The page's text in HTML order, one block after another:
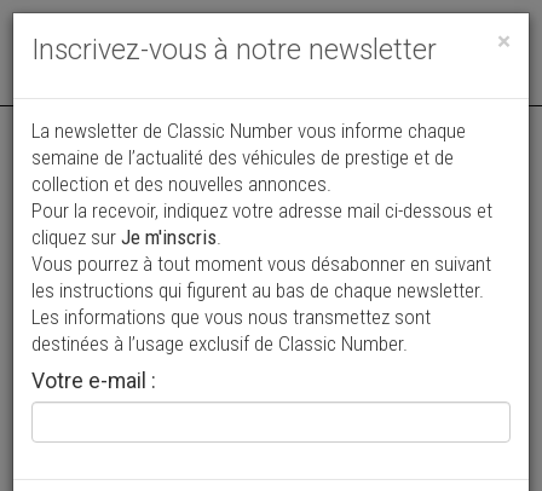
Toggle
Annonce actualisée le 08/07/2026 ( il y a 29 jours )
VENDUE Mini Cooper 1300 MPI
23 500 €
1997 Coupé 52 933 km
×
Inscrivez-vous à notre newsletter
La newsletter de Classic Number vous informe chaque
semaine de l’actualité des véhicules de prestige et de
collection et des nouvelles annonces.
Pour la recevoir, indiquez votre adresse mail ci-dessous et
cliquez sur Je m'inscris.
Vous pourrez à tout moment vous désabonner en suivant
les instructions qui figurent au bas de chaque newsletter.
Les informations que vous nous transmettez sont
destinées à l’usage exclusif de Classic Number.
Votre e-mail :